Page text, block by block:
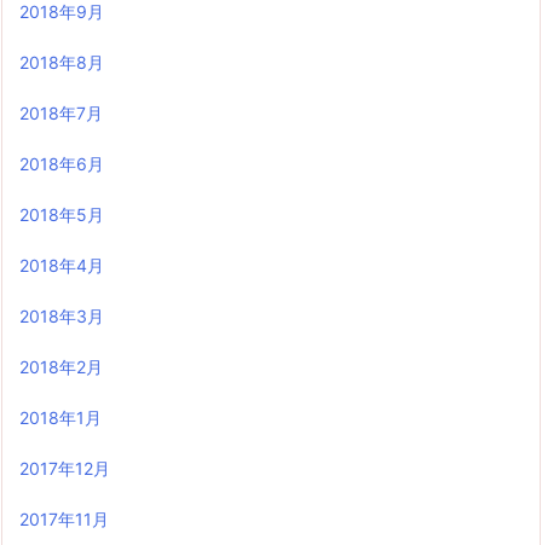
2018年9月
2018年8月
2018年7月
2018年6月
2018年5月
2018年4月
2018年3月
2018年2月
2018年1月
2017年12月
2017年11月